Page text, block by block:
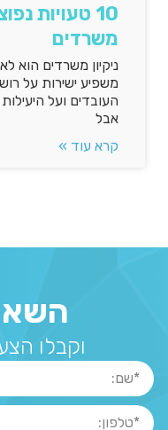
10 טעויות
משרדים
ניקיון משרדים הוא
משפיע ישירות על
העובדים ועל
אבל
קרא עוד »
וקבלו